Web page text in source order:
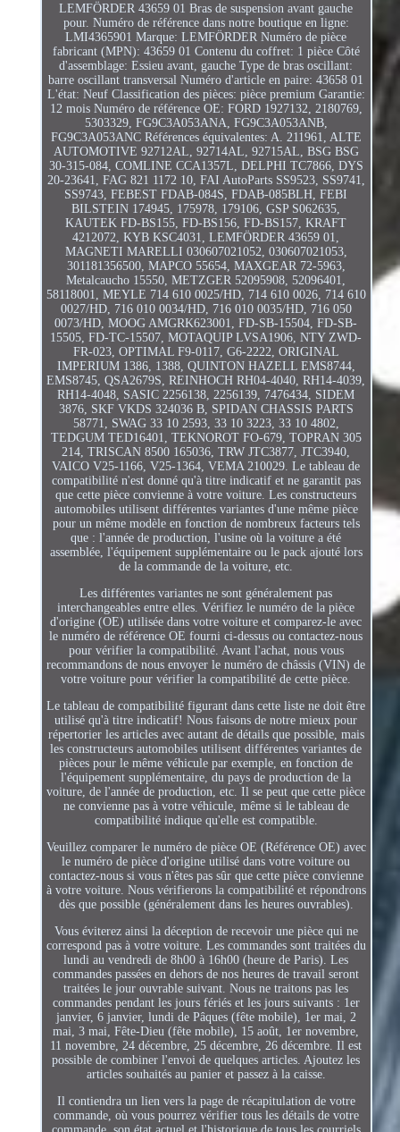
LEMFÖRDER 43659 01 Bras de suspension avant gauche
pour. Numéro de référence dans notre boutique en ligne:
LMI4365901 Marque: LEMFÖRDER Numéro de pièce
fabricant (MPN): 43659 01 Contenu du coffret: 1 pièce Côté
d'assemblage: Essieu avant, gauche Type de bras oscillant:
barre oscillant transversal Numéro d'article en paire: 43658 01
L'état: Neuf Classification des pièces: pièce premium Garantie:
12 mois Numéro de référence OE: FORD 1927132, 2180769,
5303329, FG9C3A053ANA, FG9C3A053ANB,
FG9C3A053ANC Références équivalentes: A. 211961, ALTE
AUTOMOTIVE 92712AL, 92714AL, 92715AL, BSG BSG
30-315-084, COMLINE CCA1357L, DELPHI TC7866, DYS
20-23641, FAG 821 1172 10, FAI AutoParts SS9523, SS9741,
SS9743, FEBEST FDAB-084S, FDAB-085BLH, FEBI
BILSTEIN 174945, 175978, 179106, GSP S062635,
KAUTEK FD-BS155, FD-BS156, FD-BS157, KRAFT
4212072, KYB KSC4031, LEMFÖRDER 43659 01,
MAGNETI MARELLI 030607021052, 030607021053,
301181356500, MAPCO 55654, MAXGEAR 72-5963,
Metalcaucho 15550, METZGER 52095908, 52096401,
58118001, MEYLE 714 610 0025/HD, 714 610 0026, 714 610
0027/HD, 716 010 0034/HD, 716 010 0035/HD, 716 050
0073/HD, MOOG AMGRK623001, FD-SB-15504, FD-SB-
15505, FD-TC-15507, MOTAQUIP LVSA1906, NTY ZWD-
FR-023, OPTIMAL F9-0117, G6-2222, ORIGINAL
IMPERIUM 1386, 1388, QUINTON HAZELL EMS8744,
EMS8745, QSA2679S, REINHOCH RH04-4040, RH14-4039,
RH14-4048, SASIC 2256138, 2256139, 7476434, SIDEM
3876, SKF VKDS 324036 B, SPIDAN CHASSIS PARTS
58771, SWAG 33 10 2593, 33 10 3223, 33 10 4802,
TEDGUM TED16401, TEKNOROT FO-679, TOPRAN 305
214, TRISCAN 8500 165036, TRW JTC3877, JTC3940,
VAICO V25-1166, V25-1364, VEMA 210029. Le tableau de
compatibilité n'est donné qu'à titre indicatif et ne garantit pas
que cette pièce convienne à votre voiture. Les constructeurs
automobiles utilisent différentes variantes d'une même pièce
pour un même modèle en fonction de nombreux facteurs tels
que : l'année de production, l'usine où la voiture a été
assemblée, l'équipement supplémentaire ou le pack ajouté lors
de la commande de la voiture, etc.
Les différentes variantes ne sont généralement pas
interchangeables entre elles. Vérifiez le numéro de la pièce
d'origine (OE) utilisée dans votre voiture et comparez-le avec
le numéro de référence OE fourni ci-dessus ou contactez-nous
pour vérifier la compatibilité. Avant l'achat, nous vous
recommandons de nous envoyer le numéro de châssis (VIN) de
votre voiture pour vérifier la compatibilité de cette pièce.
Le tableau de compatibilité figurant dans cette liste ne doit être
utilisé qu'à titre indicatif! Nous faisons de notre mieux pour
répertorier les articles avec autant de détails que possible, mais
les constructeurs automobiles utilisent différentes variantes de
pièces pour le même véhicule par exemple, en fonction de
l'équipement supplémentaire, du pays de production de la
voiture, de l'année de production, etc. Il se peut que cette pièce
ne convienne pas à votre véhicule, même si le tableau de
compatibilité indique qu'elle est compatible.
Veuillez comparer le numéro de pièce OE (Référence OE) avec
le numéro de pièce d'origine utilisé dans votre voiture ou
contactez-nous si vous n'êtes pas sûr que cette pièce convienne
à votre voiture. Nous vérifierons la compatibilité et répondrons
dès que possible (généralement dans les heures ouvrables).
Vous éviterez ainsi la déception de recevoir une pièce qui ne
correspond pas à votre voiture. Les commandes sont traitées du
lundi au vendredi de 8h00 à 16h00 (heure de Paris). Les
commandes passées en dehors de nos heures de travail seront
traitées le jour ouvrable suivant. Nous ne traitons pas les
commandes pendant les jours fériés et les jours suivants : 1er
janvier, 6 janvier, lundi de Pâques (fête mobile), 1er mai, 2
mai, 3 mai, Fête-Dieu (fête mobile), 15 août, 1er novembre,
11 novembre, 24 décembre, 25 décembre, 26 décembre. Il est
possible de combiner l'envoi de quelques articles. Ajoutez les
articles souhaités au panier et passez à la caisse.
Il contiendra un lien vers la page de récapitulation de votre
commande, où vous pourrez vérifier tous les détails de votre